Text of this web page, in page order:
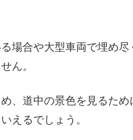
場合や大型車両で埋め尽
ん。
、道中の景色を見るため
えるでしょう。